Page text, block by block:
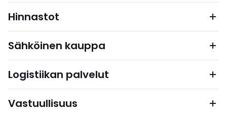
Hinnastot
Sähköinen kauppa
Logistiikan palvelut
Vastuullisuus